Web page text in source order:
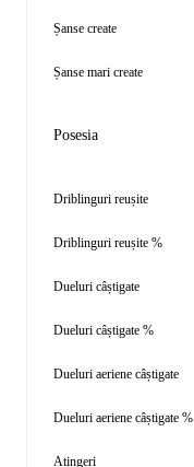
Șanse create
Șanse mari create
Posesia
Driblinguri reușite
Driblinguri reușite %
Dueluri câștigate
Dueluri câștigate %
Dueluri aeriene câștigate
Dueluri aeriene câștigate %
Atingeri